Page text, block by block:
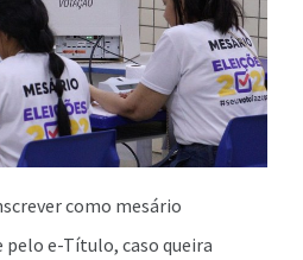
como mesário
e-Título, caso queira